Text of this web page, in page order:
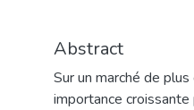
Abstract
Sur un marché de
importance